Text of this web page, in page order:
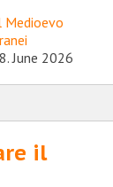
Medioevo
June 2026
il